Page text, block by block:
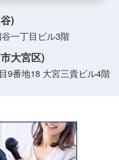
)
一丁目ビル3階
大宮区)
9番地18 大宮三貴ビル4階